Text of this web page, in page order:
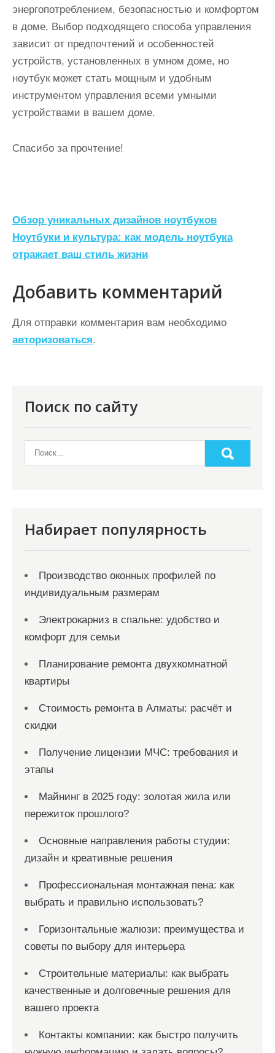
энергопотреблением, безопасностью и комфортом
в доме. Выбор подходящего способа управления
зависит от предпочтений и особенностей
устройств, установленных в умном доме, но
ноутбук может стать мощным и удобным
инструментом управления всеми умными
устройствами в вашем доме.
Спасибо за прочтение!
Н
а
в
и
г
а
ц
Обзор уникальных дизайнов ноутбуков
Ноутбуки и культура: как модель ноутбука
отражает ваш стиль жизни
Добавить комментарий
Для отправки комментария вам необходимо
авторизоваться.
Поиск по сайту
Набирает популярность
Производство оконных профилей по
индивидуальным размерам
Электрокарниз в спальне: удобство и
комфорт для семьи
Планирование ремонта двухкомнатной
квартиры
Стоимость ремонта в Алматы: расчёт и
скидки
Получение лицензии МЧС: требования и
этапы
Майнинг в 2025 году: золотая жила или
пережиток прошлого?
Основные направления работы студии:
дизайн и креативные решения
Профессиональная монтажная пена: как
выбрать и правильно использовать?
Горизонтальные жалюзи: преимущества и
советы по выбору для интерьера
Строительные материалы: как выбрать
качественные и долговечные решения для
вашего проекта
Контакты компании: как быстро получить